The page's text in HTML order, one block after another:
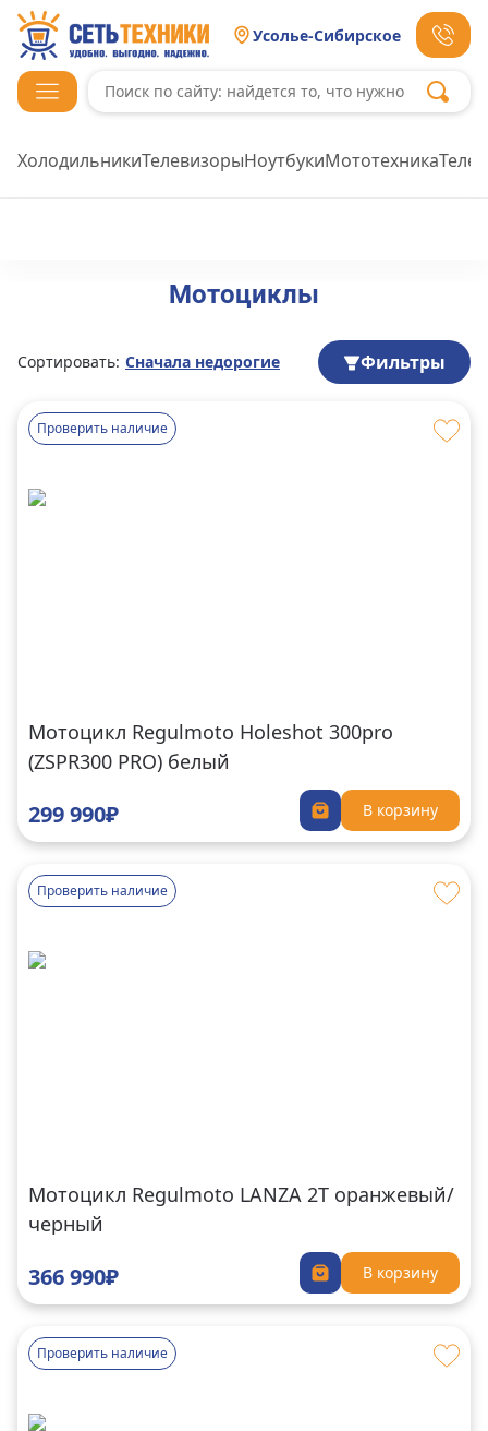
Усолье-Сибирское
ХолодильникиТелевизорыНоутбукиМототехника
Мотоциклы
Сортировать: Сначала недорогие Фильтры
Проверить наличие
Мотоцикл Regulmoto Holeshot 300pro
(ZSPR300 PRO) белый
299 990₽ В корзину
Проверить наличие
Мотоцикл Regulmoto LANZA 2T оранжевый/
черный
366 990₽ В корзину
Проверить наличие